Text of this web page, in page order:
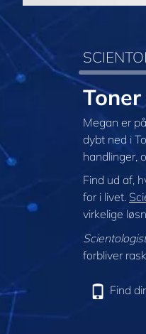
Megan er
dybt ned i
handlinger,
Find ud af,
for i livet.
virkelige
forbliver
Find